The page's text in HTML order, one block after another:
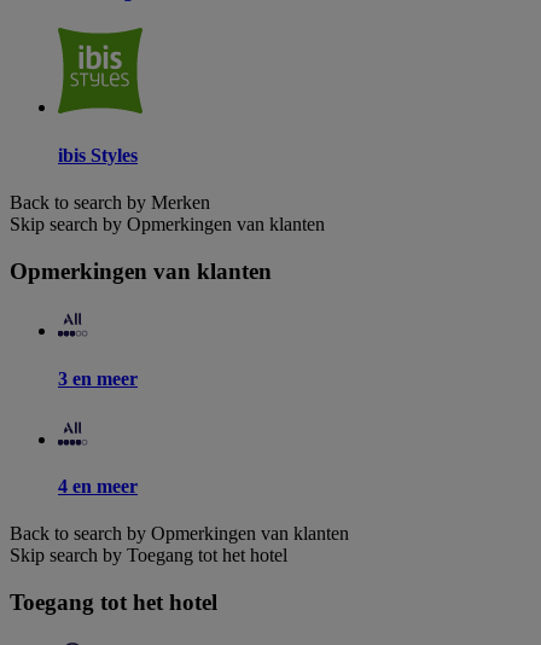
ibis Styles
Back to search by Merken
Skip search by Opmerkingen van klanten
Opmerkingen van klanten
3 en meer
4 en meer
Back to search by Opmerkingen van klanten
Skip search by Toegang tot het hotel
Toegang tot het hotel